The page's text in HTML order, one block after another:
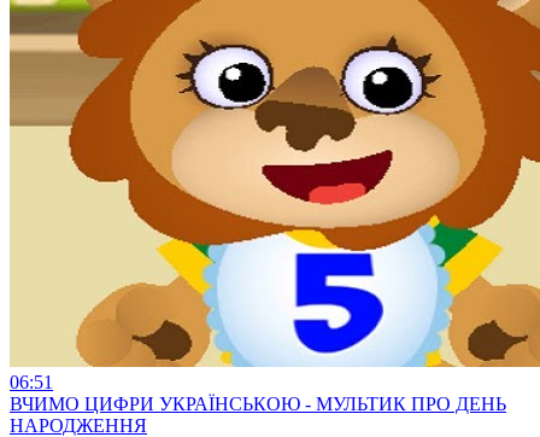
06:51
ВЧИМО ЦИФРИ УКРАЇНСЬКОЮ - МУЛЬТИК ПРО ДЕНЬ
НАРОДЖЕННЯ